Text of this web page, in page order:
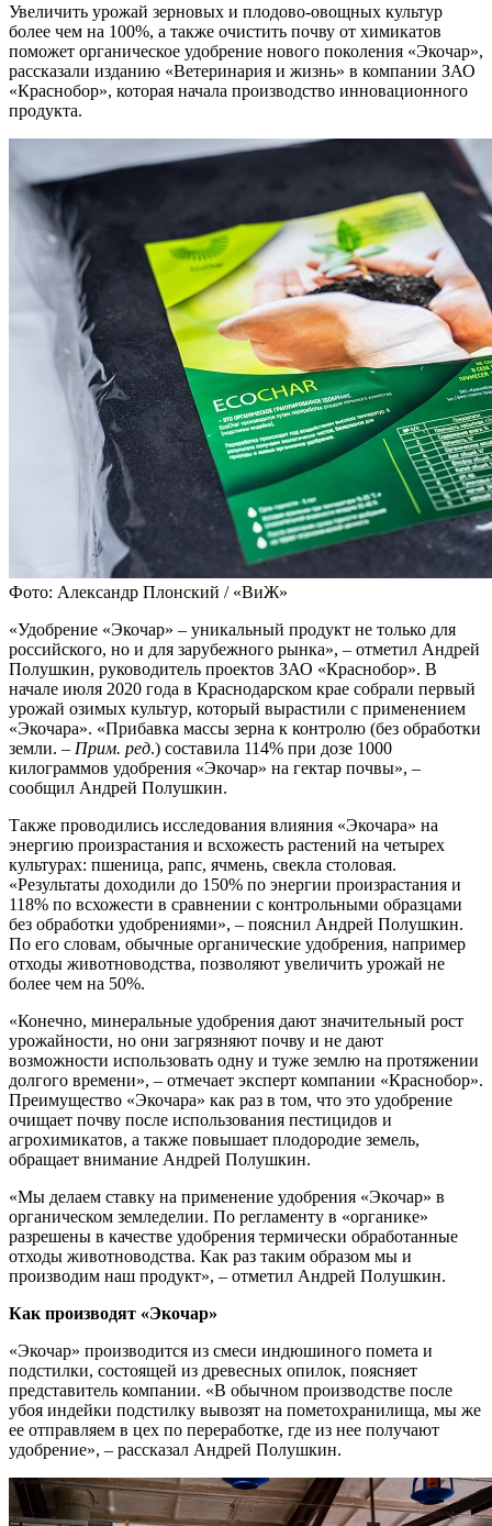
Увеличить урожай зерновых и плодово-овощных культур
более чем на 100%, а также очистить почву от химикатов
поможет органическое удобрение нового поколения «Экочар»,
рассказали изданию «Ветеринария и жизнь» в компании ЗАО
«Краснобор», которая начала производство инновационного
продукта.
Фото: Александр Плонский / «ВиЖ»
«Удобрение «Экочар» – уникальный продукт не только для
российского, но и для зарубежного рынка», – отметил Андрей
Полушкин, руководитель проектов ЗАО «Краснобор». В
начале июля 2020 года в Краснодарском крае собрали первый
урожай озимых культур, который вырастили с применением
«Экочара». «Прибавка массы зерна к контролю (без обработки
земли. – Прим. ред.) составила 114% при дозе 1000
килограммов удобрения «Экочар» на гектар почвы», –
сообщил Андрей Полушкин.
Также проводились исследования влияния «Экочара» на
энергию произрастания и всхожесть растений на четырех
культурах: пшеница, рапс, ячмень, свекла столовая.
«Результаты доходили до 150% по энергии произрастания и
118% по всхожести в сравнении с контрольными образцами
без обработки удобрениями», – пояснил Андрей Полушкин.
По его словам, обычные органические удобрения, например
отходы животноводства, позволяют увеличить урожай не
более чем на 50%.
«Конечно, минеральные удобрения дают значительный рост
урожайности, но они загрязняют почву и не дают
возможности использовать одну и туже землю на протяжении
долгого времени», – отмечает эксперт компании «Краснобор».
Преимущество «Экочара» как раз в том, что это удобрение
очищает почву после использования пестицидов и
агрохимикатов, а также повышает плодородие земель,
обращает внимание Андрей Полушкин.
«Мы делаем ставку на применение удобрения «Экочар» в
органическом земледелии. По регламенту в «органике»
разрешены в качестве удобрения термически обработанные
отходы животноводства. Как раз таким образом мы и
производим наш продукт», – отметил Андрей Полушкин.
Как производят «Экочар»
«Экочар» производится из смеси индюшиного помета и
подстилки, состоящей из древесных опилок, поясняет
представитель компании. «В обычном производстве после
убоя индейки подстилку вывозят на пометохранилища, мы же
ее отправляем в цех по переработке, где из нее получают
удобрение», – рассказал Андрей Полушкин.